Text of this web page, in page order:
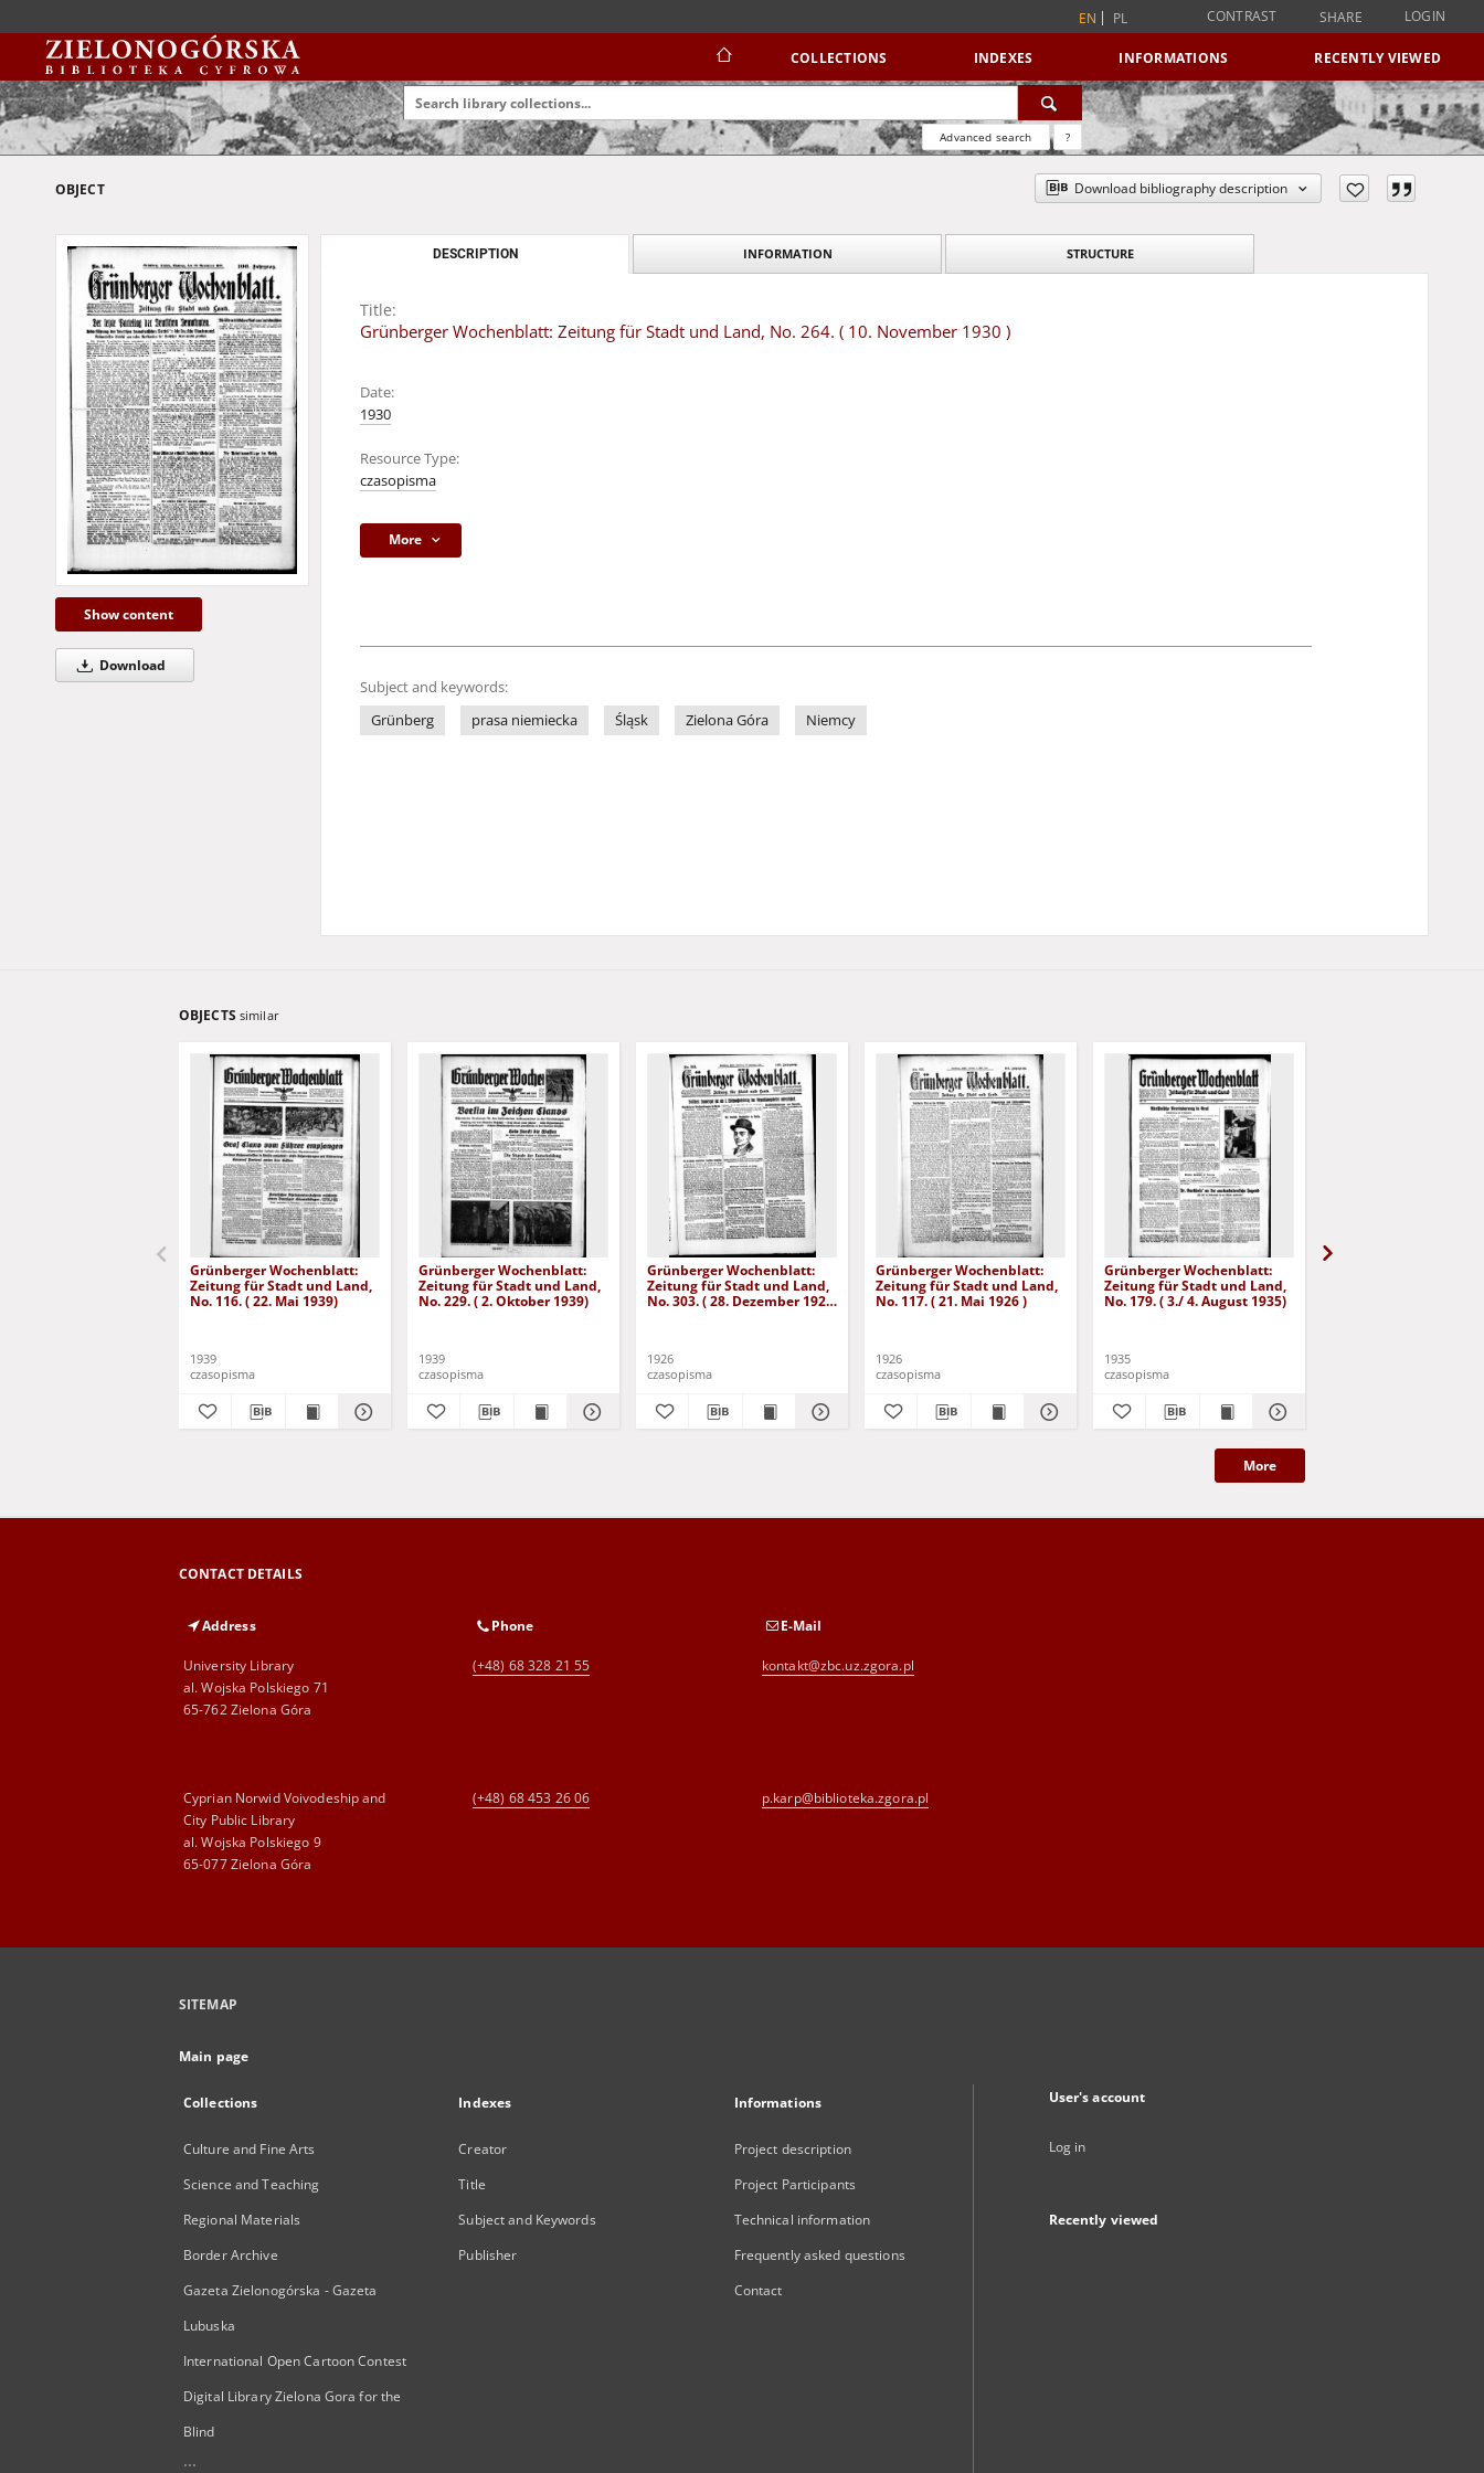
EN PL CONTRAST SHARE LOGIN
COLLECTIONS INDEXES INFORMATIONS RECENTLY VIEWED
Advanced search ?
OBJECT Download bibliography description
Show content
Download
DESCRIPTION INFORMATION STRUCTURE
Title:
Grünberger Wochenblatt: Zeitung für Stadt und Land, No. 264. ( 10. November 1930 )
Date:
1930
Resource Type:
czasopisma
More
Subject and keywords:
Grünberg
prasa niemiecka Śląsk Zielona Góra Niemcy
OBJECTS similar
Grünberger Wochenblatt:
Zeitung für Stadt und Land,
No. 116. ( 22. Mai 1939)
1939
czasopisma
Grünberger Wochenblatt:
Zeitung für Stadt und Land,
No. 229. ( 2. Oktober 1939)
1939
czasopisma
Grünberger Wochenblatt:
Zeitung für Stadt und Land,
No. 303. ( 28. Dezember 1926
1926
czasopisma
Grünberger Wochenblatt:
Zeitung für Stadt und Land,
No. 117. ( 21. Mai 1926 )
1926
czasopisma
Grünberger Wochenblatt:
Zeitung für Stadt und Land,
No. 179. ( 3./ 4. August 1935)
1935
czasopisma
More
CONTACT DETAILS
Address
University Library
al. Wojska Polskiego 71
65-762 Zielona Góra
Phone
(+48) 68 328 21 55
E-Mail
kontakt@zbc.uz.zgora.pl
Cyprian Norwid Voivodeship and
City Public Library
al. Wojska Polskiego 9
65-077 Zielona Góra
(+48) 68 453 26 06 p.karp@biblioteka.zgora.pl
SITEMAP
Main page
Collections
Culture and Fine Arts
Science and Teaching
Regional Materials
Border Archive
Gazeta Zielonogórska - Gazeta
Lubuska
International Open Cartoon Contest
Digital Library Zielona Gora for the
Blind
...
Indexes
Creator
Title
Subject and Keywords
Publisher
Informations
Project description
Project Participants
Technical information
Frequently asked questions
Contact
User's account
Log in
Recently viewed